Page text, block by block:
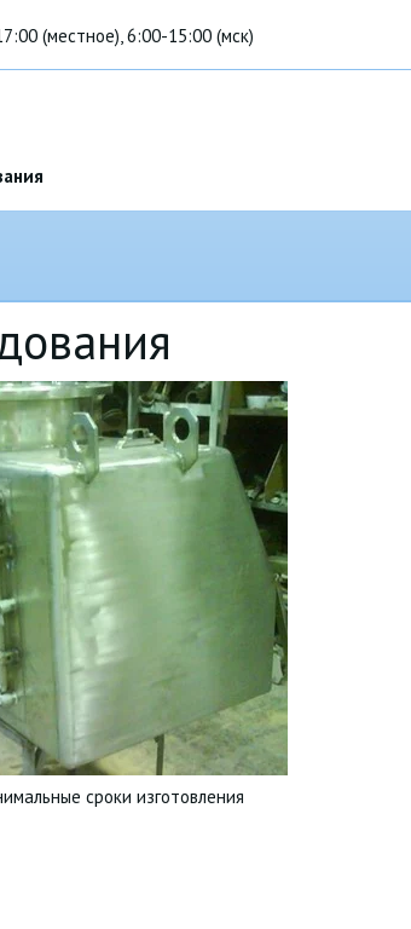
(местное), 6:00-15:00 (мск)
сроки изготовления